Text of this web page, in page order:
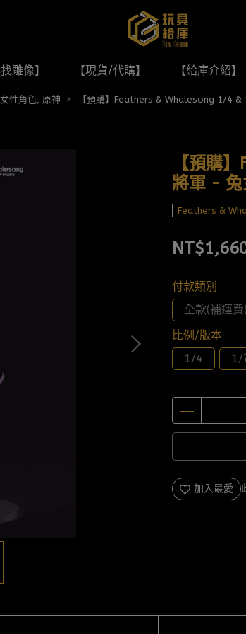
雕像】 【現貨/代購】 【給庫介紹】
女性角色, 原神 【預購】Feathers & Whalesong 1/4
【預購
將軍 - 兔
Feathers &
付款類別
全款(補運費)
比例/版本
1/4
1/
加入最愛